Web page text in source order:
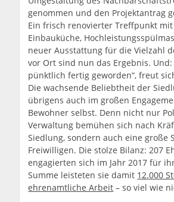
genommen und den Projektantrag
Ein frisch renovierter Treffpunkt
Einbauküche,
neuer Ausstattung für die Vielzahl
vor Ort sind nun das Ergebnis. Und:
pünktlich fertig geworden“, freut
Die wachsende Beliebtheit der
übrigens auch im großen
Bewohner selbst. Denn nicht nur
Verwaltung bemühen sich nach
Siedlung, sondern auch eine große
Freiwilligen. Die stolze Bilanz: 207
engagierten sich im Jahr 2017 für
Summe leisteten sie damit 12.000
ehrenamtliche Arbeit – so viel wie